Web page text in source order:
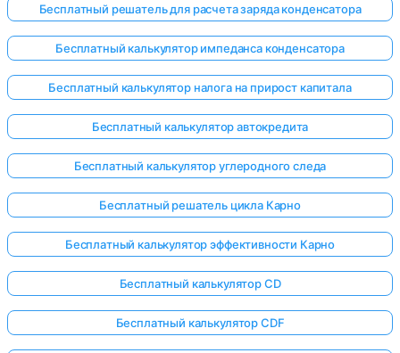
Бесплатный решатель для расчета заряда конденсатора
Бесплатный калькулятор импеданса конденсатора
Бесплатный калькулятор налога на прирост капитала
Бесплатный калькулятор автокредита
Бесплатный калькулятор углеродного следа
Бесплатный решатель цикла Карно
Бесплатный калькулятор эффективности Карно
Бесплатный калькулятор CD
Бесплатный калькулятор CDF